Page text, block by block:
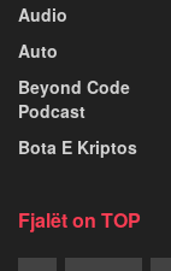
Audio
Auto
Beyond Code
Podcast
Bota E Kriptos
Fjalët on TOP